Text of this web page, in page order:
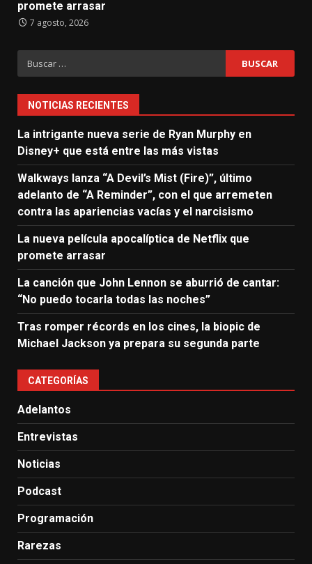
promete arrasar
7 agosto, 2026
Buscar:
NOTICIAS RECIENTES
La intrigante nueva serie de Ryan Murphy en
Disney+ que está entre las más vistas
Walkways lanza “A Devil’s Mist (Fire)”, último
adelanto de “A Reminder”, con el que arremeten
contra las apariencias vacías y el narcisismo
La nueva película apocalíptica de Netflix que
promete arrasar
La canción que John Lennon se aburrió de cantar:
“No puedo tocarla todas las noches”
Tras romper récords en los cines, la biopic de
Michael Jackson ya prepara su segunda parte
CATEGORÍAS
Adelantos
Entrevistas
Noticias
Podcast
Programación
Rarezas